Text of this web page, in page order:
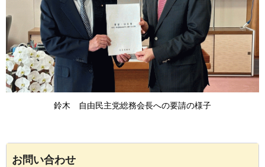
鈴木 自由民主党総務会長への要請の様子
お問い合わせ